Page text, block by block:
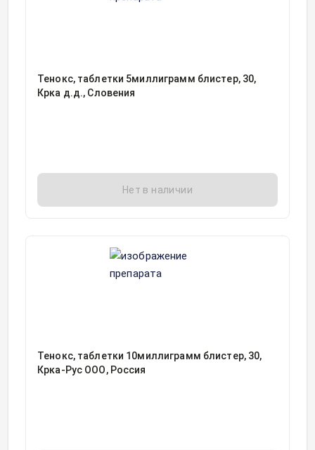
Тенокс, таблетки 5миллиграмм блистер, 30,
Крка д.д., Словения
Нет в наличии
Тенокс, таблетки 10миллиграмм блистер, 30,
Крка-Рус ООО, Россия